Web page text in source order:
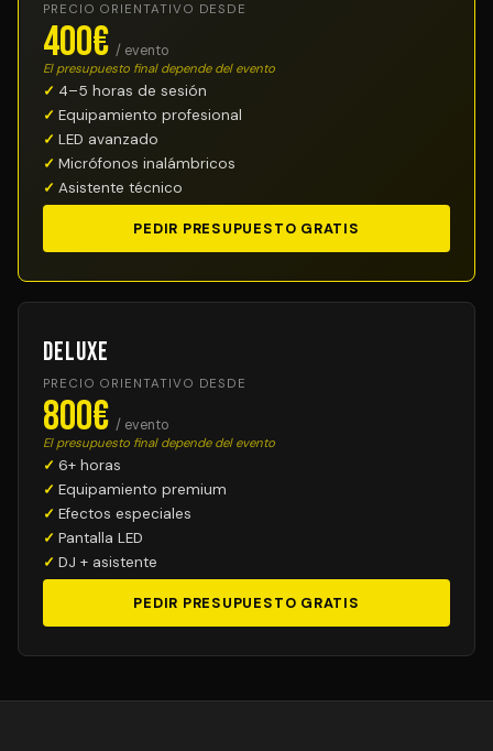
PRECIO ORIENTATIVO DESDE
400€ / evento
El presupuesto final depende del evento
4–5 horas de sesión
Equipamiento profesional
LED avanzado
Micrófonos inalámbricos
Asistente técnico
PEDIR PRESUPUESTO GRATIS
Deluxe
PRECIO ORIENTATIVO DESDE
800€ / evento
El presupuesto final depende del evento
6+ horas
Equipamiento premium
Efectos especiales
Pantalla LED
DJ + asistente
PEDIR PRESUPUESTO GRATIS